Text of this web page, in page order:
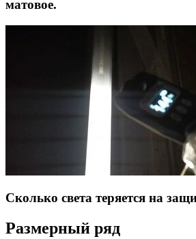
матовое.
Сколько света теряется на
Размерный ряд